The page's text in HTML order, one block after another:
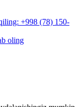
+998 (78) 150-
oling